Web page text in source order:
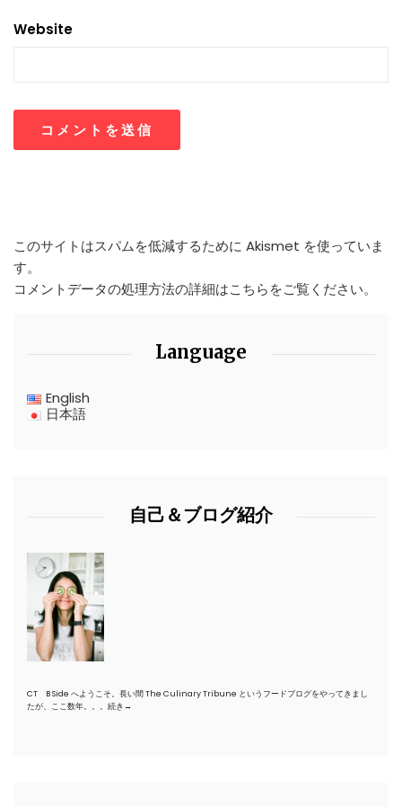
Website
このサイトはスパムを低減するために Akismet を使っていま
す。
コメントデータの処理方法の詳細はこちらをご覧ください。
Language
English
日本語
自己＆ブログ紹介
CT B Side へようこそ。長い間 The Culinary Tribune というフードブログをやってきまし
たが、ここ数年。。。 続き→